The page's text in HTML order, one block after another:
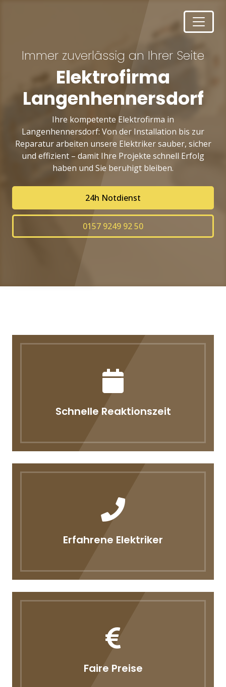
Immer zuverlässig an Ihrer Seite
Elektrofirma
Langenhennersdorf
Ihre kompetente Elektrofirma in
Langenhennersdorf: Von der Installation bis zur
Reparatur arbeiten unsere Elektriker sauber, sicher
und effizient – damit Ihre Projekte schnell Erfolg
haben und Sie beruhigt bleiben.
24h Notdienst
0157 9249 92 50
Schnelle Reaktionszeit
Erfahrene Elektriker
Faire Preise